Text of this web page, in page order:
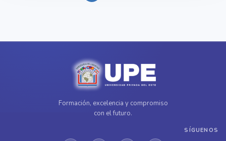
Formación, excelencia y compromiso
con el futuro.
SÍGUENOS